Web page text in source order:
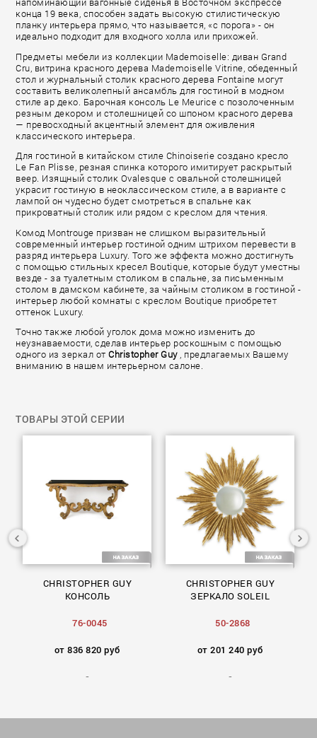
конца 19 века, способен задать высокую стилистическую
планку интерьера прямо, что называется, «с порога» - он
идеально подходит для входного холла или прихожей.
Предметы мебели из коллекции Mademoiselle: диван Grand
Cru, витрина красного дерева Mademoiselle Vitrine, обеденный
стол и журнальный столик красного дерева Fontaine могут
составить великолепный ансамбль для гостиной в модном
стиле ар деко. Барочная консоль Le Meurice с позолоченным
резным декором и столешницей со шпоном красного дерева
— превосходный акцентный элемент для оживления
классического интерьера.
Для гостиной в китайском стиле Chinoiserie создано кресло
Le Fan Plisse, резная спинка которого имитирует раскрытый
веер. Изящный столик Ovalesque с овальной столешницей
украсит гостиную в неоклассическом стиле, а в варианте с
лампой он чудесно будет смотреться в спальне как
прикроватный столик или рядом с креслом для чтения.
Комод Montrouge призван не слишком выразительный
современный интерьер гостиной одним штрихом перевести в
разряд интерьера Luxury. Того же эффекта можно достигнуть
с помощью стильных кресел Boutique, которые будут уместны
везде - за туалетным столиком в спальне, за письменным
столом в дамском кабинете, за чайным столиком в гостиной -
интерьер любой комнаты с креслом Boutique приобретет
оттенок Luxury.
Точно также любой уголок дома можно изменить до
неузнаваемости, сделав интерьер роскошным с помощью
одного из зеркал отChristopher Guy, предлагаемых Вашему
вниманию в нашем интерьерном салоне.
ТОВАРЫ ЭТОЙ СЕРИИ
CHRISTOPHER GUY
КОНСОЛЬ
76-0045
от 836 820 руб
CHRISTOPHER GUY
ЗЕРКАЛО SOLEIL
50-2868
от 201 240 руб